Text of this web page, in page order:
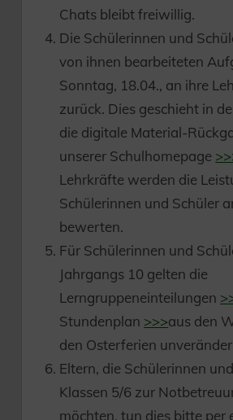
Chats bleibt freiwillig.
Die Schülerinnen und
von ihnen bearbeiteten
Sonntag, 18.04., an ihre
zurück. Dies geschieht in
die digitale Material-
unserer Schulhomepage
Lehrkräfte werden die
Schülerinnen und Schüler
bewerten.
Für Schülerinnen und
Jahrgangs 10 gelten die
Lerngruppeneinteilungen
Stundenplan >>>aus den
den Osterferien
Eltern, die Schülerinnen
Klassen 5/6 zur
möchten, tun dies bitte per